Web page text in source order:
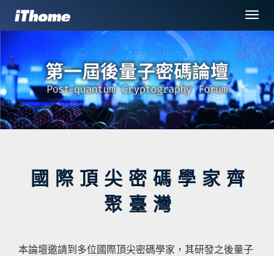
選
單
切
換
國際頂尖密碼學家齊
聚臺灣
本論壇邀請到多位國際頂尖密碼學家，其研發之後量子